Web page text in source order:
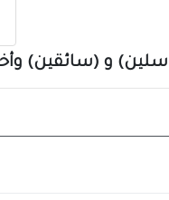
و (سائقين)